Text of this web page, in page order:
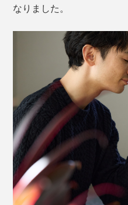
なりました。